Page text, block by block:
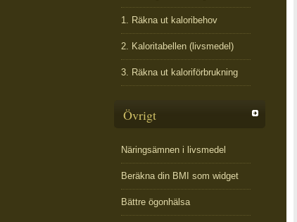
1. Räkna ut kaloribehov
2. Kaloritabellen (livsmedel)
3. Räkna ut kaloriförbrukning
Övrigt
Näringsämnen i livsmedel
Beräkna din BMI som widget
Bättre ögonhälsa